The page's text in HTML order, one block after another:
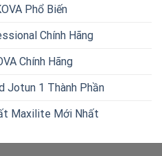
Phổ Biến
Chính Hãng
Chính Hãng
Jotun 1 Thành Phần
Maxilite Mới Nhất